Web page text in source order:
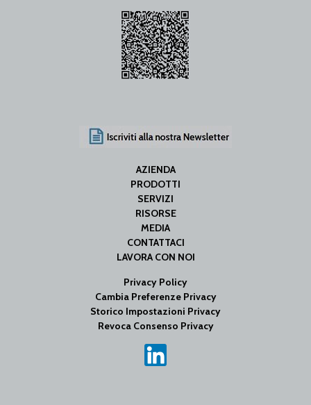
AZIENDA
PRODOTTI
SERVIZI
RISORSE
MEDIA
CONTATTACI
LAVORA CON NOI
Privacy Policy
Cambia Preferenze Privacy
Storico Impostazioni Privacy
Revoca Consenso Privacy